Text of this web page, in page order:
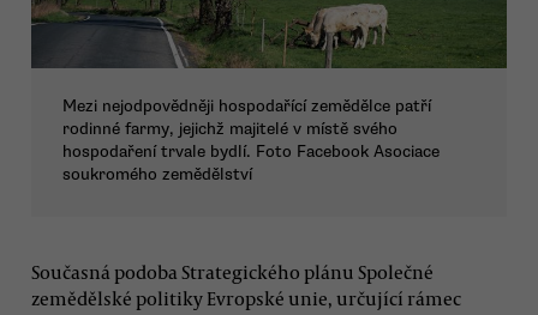
Mezi nejodpovědněji hospodařící zemědělce patří
rodinné farmy, jejichž majitelé v místě svého
hospodaření trvale bydlí. Foto Facebook Asociace
soukromého zemědělství
Současná podoba Strategického plánu Společné
zemědělské politiky Evropské unie, určující rámec